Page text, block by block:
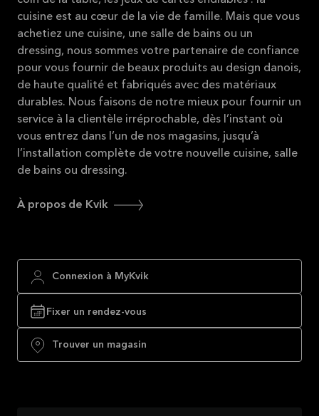
cuisine est au cœur de la vie de famille. Mais que vous
achetiez une cuisine, une salle de bains ou un
dressing, nous sommes votre partenaire de confiance
pour vous fournir de beaux produits au design danois,
de haute qualité et fabriqués avec des matériaux
durables. Nous faisons de notre mieux pour fournir un
service à la clientèle irréprochable, dès l’instant où
vous entrez dans l’un de nos magasins, jusqu’à
l’installation complète de votre nouvelle cuisine, salle
de bains ou dressing.
À propos de Kvik
Connexion à MyKvik
Fixer un rendez-vous
Trouver un magasin